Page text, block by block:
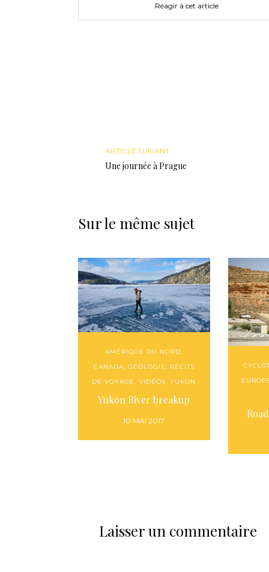
Réagir à cet article
ARTICLE SUIVANT
Une journée à Prague
Sur le même sujet
AMÉRIQUE DU NORD,
CANADA, GÉOLOGIE, RÉCITS
DE VOYAGE,VIDÉOS,YUKON
Yukon River breakup
10 MAI 2017
Laisser un commentaire